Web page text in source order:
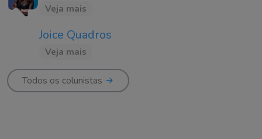
Veja mais
Joice Quadros
Veja mais
Todos os colunistas